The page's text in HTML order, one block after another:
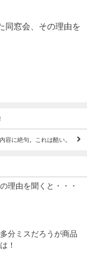
同窓会、その理由を
容に絶句。これは酷い。
理由を聞くと・・・
分ミスだろうが商品
！